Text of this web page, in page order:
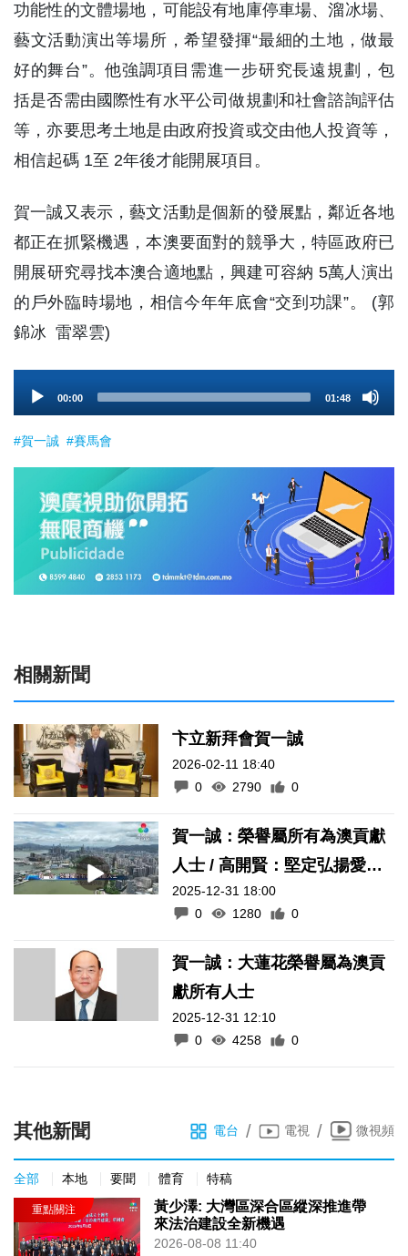
功能性的文體場地，可能設有地庫停車場、溜冰場、
藝文活動演出等場所，希望發揮“最細的土地，做最
好的舞台”。他強調項目需進一步研究長遠規劃，包
括是否需由國際性有水平公司做規劃和社會諮詢評估
等，亦要思考土地是由政府投資或交由他人投資等，
相信起碼 1至 2年後才能開展項目。
賀一誠又表示，藝文活動是個新的發展點，鄰近各地
都正在抓緊機遇，本澳要面對的競爭大，特區政府已
開展研究尋找本澳合適地點，興建可容納 5萬人演出
的戶外臨時場地，相信今年年底會“交到功課”。 (郭
錦冰 雷翠雲)
Player
00:00 01:48
#賀一誠 #賽馬會
相關新聞
卞立新拜會賀一誠
2026-02-11 18:40
0
2790 0
賀一誠：榮譽屬所有為澳貢獻
人士 / 高開賢：堅定弘揚愛國
愛澳核心價值
2025-12-31 18:00
0
1280 0
賀一誠：大蓮花榮譽屬為澳貢
獻所有人士
2025-12-31 12:10
0
4258 0
其他新聞 電台 / 電視 / 微視頻
全部 本地 要聞 體育 特稿
黃少澤: 大灣區深合區縱深推進帶
來法治建設全新機遇
2026-08-08 11:40